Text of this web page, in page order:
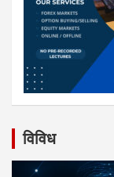
विविध